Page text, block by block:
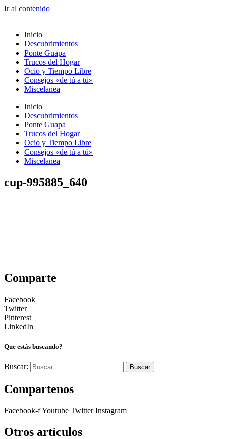
Ir al contenido
Inicio
Descubrimientos
Ponte Guapa
Trucos del Hogar
Ocio y Tiempo Libre
Consejos «de tú a tú»
Miscelanea
Inicio
Descubrimientos
Ponte Guapa
Trucos del Hogar
Ocio y Tiempo Libre
Consejos «de tú a tú»
Miscelanea
cup-995885_640
Comparte
Facebook
Twitter
Pinterest
LinkedIn
Que estás buscando?
Buscar:
Compartenos
Facebook-fYoutube Twitter Instagram
Otros artículos